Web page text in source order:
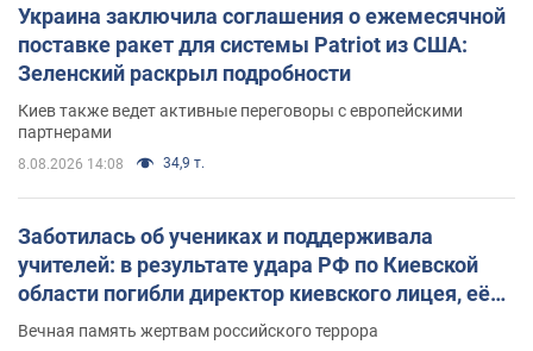
Украина заключила соглашения о ежемесячной
поставке ракет для системы Patriot из США:
Зеленский раскрыл подробности
Киев также ведет активные переговоры с европейскими
партнерами
8.08.2026 14:08 34,9 т.
Заботилась об учениках и поддерживала
учителей: в результате удара РФ по Киевской
области погибли директор киевского лицея, её
муж и внук
Вечная память жертвам российского террора